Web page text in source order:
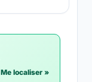
Me localiser »